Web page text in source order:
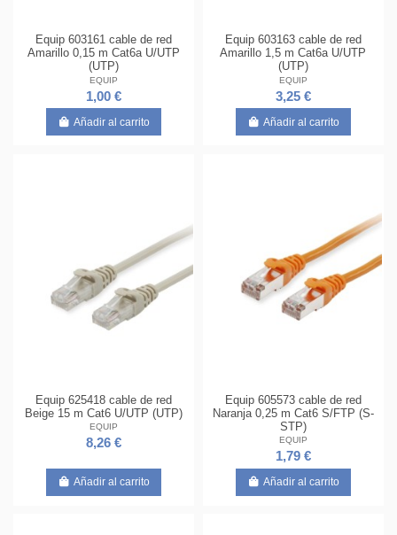
Equip 603161 cable de red
Amarillo 0,15 m Cat6a U/UTP
(UTP)
EQUIP
1,00 €
Añadir al carrito
Equip 603163 cable de red
Amarillo 1,5 m Cat6a U/UTP
(UTP)
EQUIP
3,25 €
Añadir al carrito
Equip 625418 cable de red
Beige 15 m Cat6 U/UTP (UTP)
EQUIP
8,26 €
Añadir al carrito
Equip 605573 cable de red
Naranja 0,25 m Cat6 S/FTP (S-
STP)
EQUIP
1,79 €
Añadir al carrito